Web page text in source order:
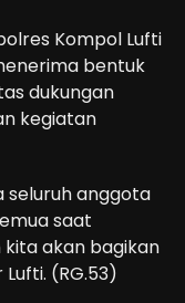
Kompol Lufti
bentuk
dukungan
kegiatan
seluruh anggota
saat
kita akan bagikan
(RG.53)